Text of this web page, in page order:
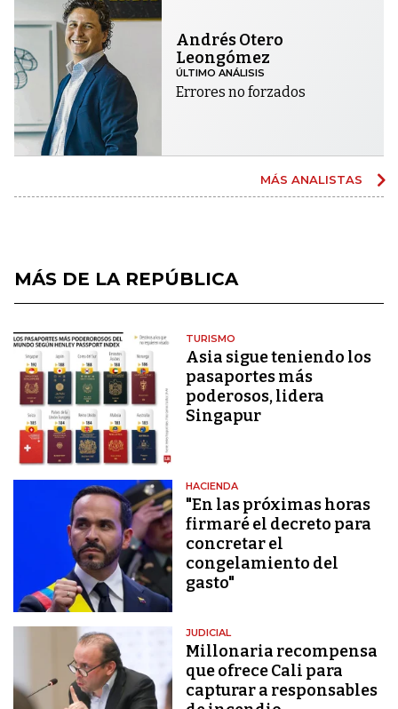
Andrés Otero
Leongómez
ÚLTIMO ANÁLISIS
Errores no forzados
MÁS ANALISTAS
MÁS DE LA REPÚBLICA
TURISMO
Asia sigue teniendo los
pasaportes más
poderosos, lidera
Singapur
HACIENDA
"En las próximas horas
firmaré el decreto para
concretar el
congelamiento del
gasto"
JUDICIAL
Millonaria recompensa
que ofrece Cali para
capturar a responsables